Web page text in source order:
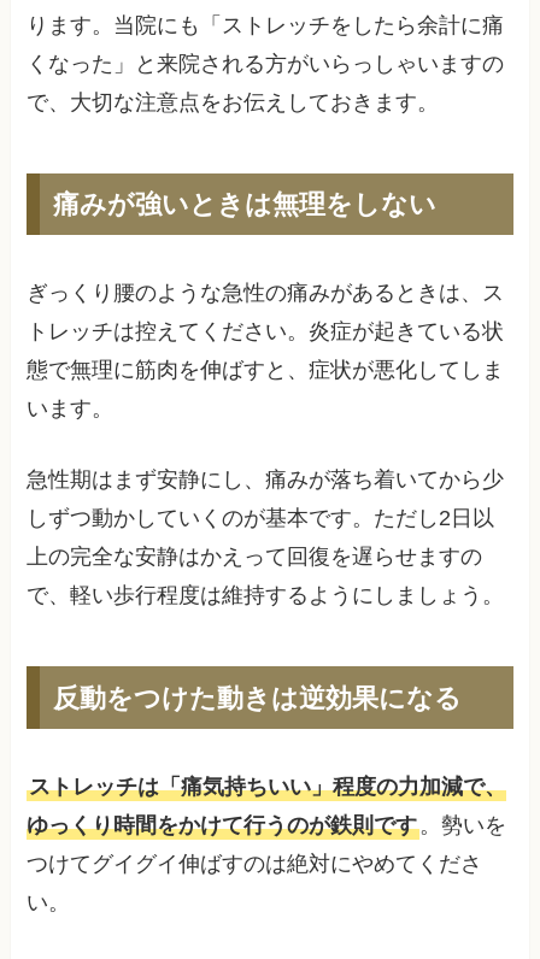
ります。当院にも「ストレッチをしたら余計に痛
くなった」と来院される方がいらっしゃいますの
で、大切な注意点をお伝えしておきます。
痛みが強いときは無理をしない
ぎっくり腰のような急性の痛みがあるときは、ス
トレッチは控えてください。炎症が起きている状
態で無理に筋肉を伸ばすと、症状が悪化してしま
います。
急性期はまず安静にし、痛みが落ち着いてから少
しずつ動かしていくのが基本です。ただし2日以
上の完全な安静はかえって回復を遅らせますの
で、軽い歩行程度は維持するようにしましょう。
反動をつけた動きは逆効果になる
ストレッチは「痛気持ちいい」程度の力加減で、
ゆっくり時間をかけて行うのが鉄則です。勢いを
つけてグイグイ伸ばすのは絶対にやめてくださ
い。